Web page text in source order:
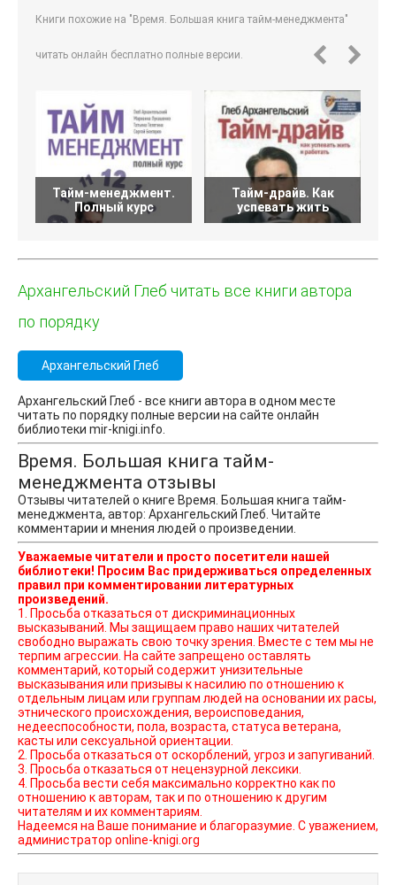
Книги похожие на "Время. Большая книга тайм-менеджмента"
читать онлайн бесплатно полные версии.
Тайм-менеджмент.
Полный курс
Тайм-драйв. Как
успевать жить
Архангельский Глеб читать все книги автора
по порядку
Архангельский Глеб
Архангельский Глеб - все книги автора в одном месте
читать по порядку полные версии на сайте онлайн
библиотеки mir-knigi.info.
Время. Большая книга тайм-
менеджмента отзывы
Отзывы читателей о книге Время. Большая книга тайм-
менеджмента, автор: Архангельский Глеб. Читайте
комментарии и мнения людей о произведении.
Уважаемые читатели и просто посетители нашей
библиотеки! Просим Вас придерживаться определенных
правил при комментировании литературных
произведений.
1. Просьба отказаться от дискриминационных
высказываний. Мы защищаем право наших читателей
свободно выражать свою точку зрения. Вместе с тем мы не
терпим агрессии. На сайте запрещено оставлять
комментарий, который содержит унизительные
высказывания или призывы к насилию по отношению к
отдельным лицам или группам людей на основании их расы,
этнического происхождения, вероисповедания,
недееспособности, пола, возраста, статуса ветерана,
касты или сексуальной ориентации.
2. Просьба отказаться от оскорблений, угроз и запугиваний.
3. Просьба отказаться от нецензурной лексики.
4. Просьба вести себя максимально корректно как по
отношению к авторам, так и по отношению к другим
читателям и их комментариям.
Надеемся на Ваше понимание и благоразумие. С уважением,
администратор online-knigi.org